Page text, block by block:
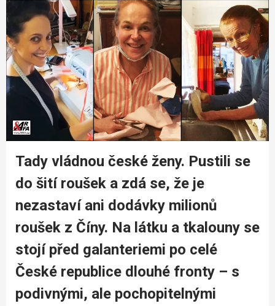
Tady vládnou české ženy. Pustili se
do šití roušek a zdá se, že je
nezastaví ani dodávky milionů
roušek z Číny. Na látku a tkalouny se
stojí před galanteriemi po celé
České republice dlouhé fronty – s
podivnými, ale pochopitelnými